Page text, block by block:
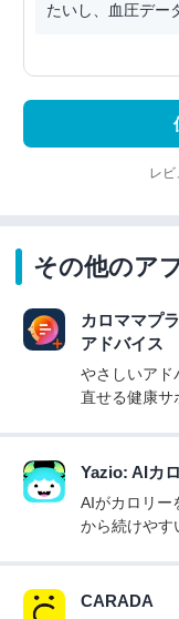
たいし、血圧デー
レ
その他のア
カロママプ
アドバイス
やさしいア
直せる健康サ
Yazio: AIカ
AIがカロリ
から続けやす
CARADA